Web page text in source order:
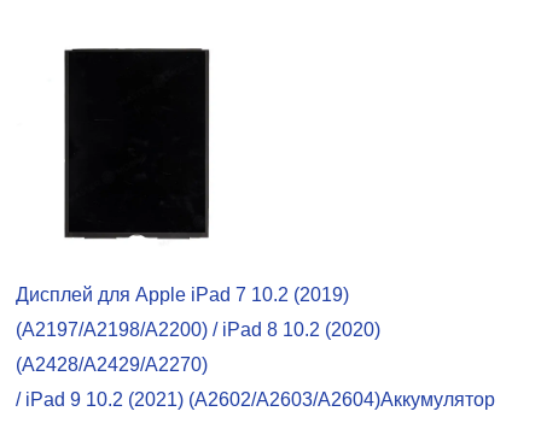
Дисплей для Apple iPad 7 10.2 (2019)
(A2197/A2198/A2200) / iPad 8 10.2 (2020)
(A2428/A2429/A2270)
/ iPad 9 10.2 (2021) (A2602/A2603/A2604)Аккумулятор